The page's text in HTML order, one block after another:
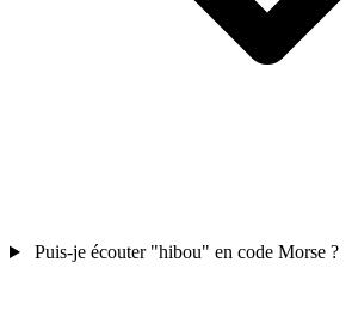
Puis-je écouter "hibou" en code Morse ?